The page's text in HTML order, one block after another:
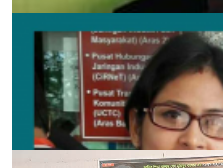
বঙ্গবন্ধুর শাহাদাৎ বার্ষিকী উপলক্ষে পিরোজপুরে জেলা মহিলা আওয়ামীলীগের দোয়া মাহফিল
আগ ১৮, ২০২৩